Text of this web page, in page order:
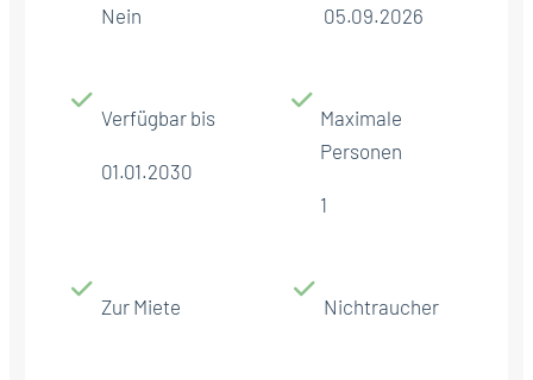
Nein 05.09.2026
Verfügbar bis
01.01.2030
Maximale
Personen
1
Zur Miete Nichtraucher